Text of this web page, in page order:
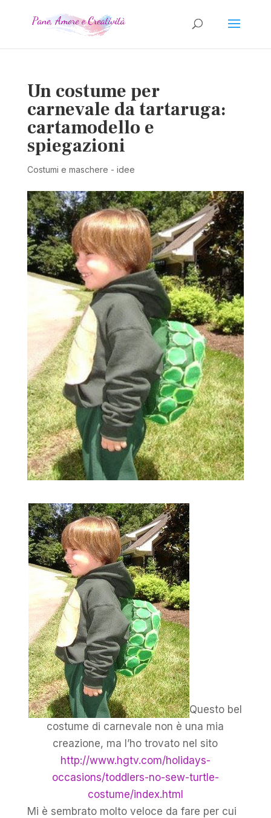
Un costume per
carnevale da tartaruga:
cartamodello e
spiegazioni
Costumi e maschere - idee
Questo bel
costume di carnevale non è una mia
creazione, ma l’ho trovato nel sito
http://www.hgtv.com/holidays-
occasions/toddlers-no-sew-turtle-
costume/index.html
Mi è sembrato molto veloce da fare per cui